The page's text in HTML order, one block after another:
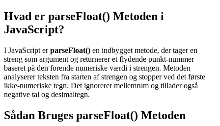
Hvad er parseFloat() Metoden i
JavaScript?
I JavaScript erparseFloat() en indbygget metode, der tager en
streng som argument og returnerer et flydende punkt-nummer
baseret på den forende numeriske værdi i strengen. Metoden
analyserer teksten fra starten af strengen og stopper ved det første
ikke-numeriske tegn. Det ignorerer mellemrum og tillader også
negative tal og desimaltegn.
Sådan Bruges parseFloat() Metoden